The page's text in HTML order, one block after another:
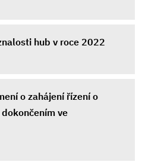
hub v roce 2022
o zahájení řízení o
ve